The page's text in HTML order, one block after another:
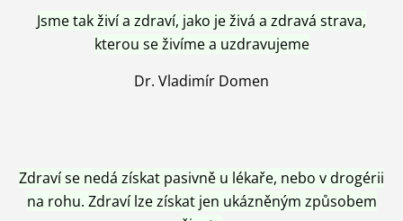
Jsme tak živí a zdraví, jako je živá a zdravá strava,
kterou se živíme a uzdravujeme
Dr. Vladimír Domen
Zdraví se nedá získat pasivně u lékaře, nebo v drogérii
na rohu. Zdraví lze získat jen ukázněným způsobem